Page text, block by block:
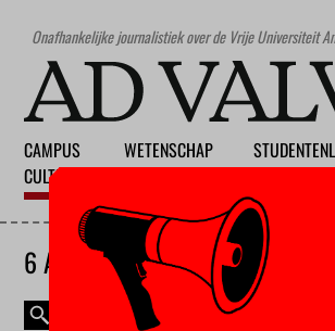
Onafhankelijke journalistiek over de Vrije Universiteit
CAMPUS
CULTUUR
WETENSCHAP
6 AUGUSTUS 2026